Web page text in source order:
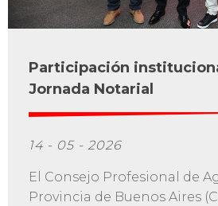
Participación
Jornada Notarial
14 - 05 - 2026
El Consejo Profesional de
Provincia de Buenos Aires